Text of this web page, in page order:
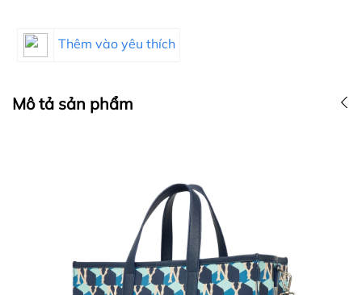
Thêm vào yêu thích
Mô tả sản phẩm